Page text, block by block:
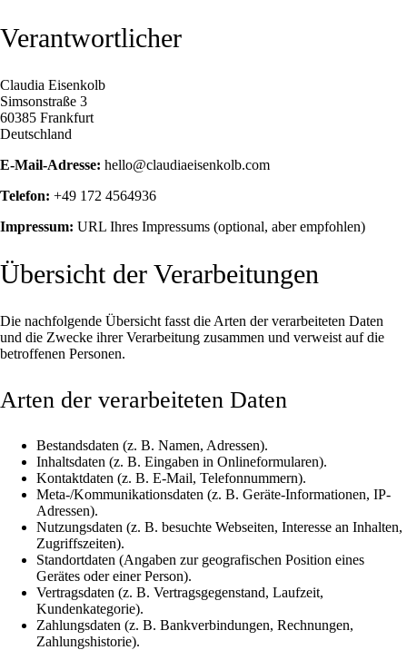
Verantwortlicher
Claudia Eisenkolb
Simsonstraße 3
60385 Frankfurt
Deutschland
E-Mail-Adresse: hello@claudiaeisenkolb.com
Telefon: +49 172 4564936
Impressum: URL Ihres Impressums (optional, aber empfohlen)
Übersicht der Verarbeitungen
Die nachfolgende Übersicht fasst die Arten der verarbeiteten Daten
und die Zwecke ihrer Verarbeitung zusammen und verweist auf die
betroffenen Personen.
Arten der verarbeiteten Daten
Bestandsdaten (z. B. Namen, Adressen).
Inhaltsdaten (z. B. Eingaben in Onlineformularen).
Kontaktdaten (z. B. E-Mail, Telefonnummern).
Meta-/Kommunikationsdaten (z. B. Geräte-Informationen, IP-
Adressen).
Nutzungsdaten (z. B. besuchte Webseiten, Interesse an Inhalten,
Zugriffszeiten).
Standortdaten (Angaben zur geografischen Position eines
Gerätes oder einer Person).
Vertragsdaten (z. B. Vertragsgegenstand, Laufzeit,
Kundenkategorie).
Zahlungsdaten (z. B. Bankverbindungen, Rechnungen,
Zahlungshistorie).